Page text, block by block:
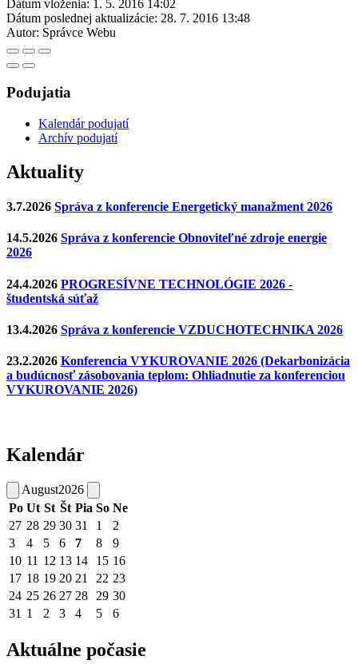
Dátum vloženia: 1. 5. 2016 14:02
Dátum poslednej aktualizácie: 28. 7. 2016 13:48
Autor: Správce Webu
Podujatia
Kalendár podujatí
Archív podujatí
Aktuality
3.7.2026 Správa z konferencie Energetický manažment 2026
14.5.2026 Správa z konferencie Obnoviteľné zdroje energie
2026
24.4.2026 PROGRESÍVNE TECHNOLÓGIE 2026 -
študentská súťaž
13.4.2026 Správa z konferencie VZDUCHOTECHNIKA 2026
23.2.2026 Konferencia VYKUROVANIE 2026 (Dekarbonizácia
a budúcnosť zásobovania teplom: Ohliadnutie za konferenciou
VYKUROVANIE 2026)
Kalendár
August2026
Po Ut St Št Pia So Ne
27 28 29 30 31 1
2
3
4 5 6 7 8
9
10 11 12 13 14 15 16
17 18 19 20 21 22 23
24 25 26 27 28 29 30
31 1 2 3 4 5 6
Aktuálne počasie